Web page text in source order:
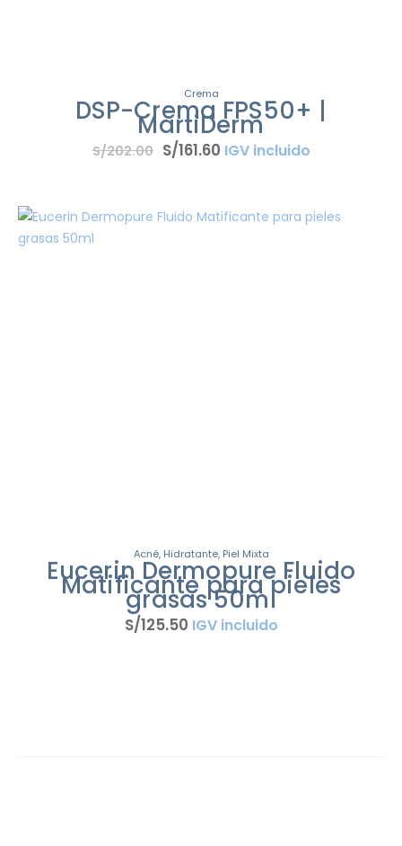
Crema
DSP-Crema FPS50+ |
MartiDerm
S/202.00 S/161.60 IGV incluido
Acné, Hidratante, Piel Mixta
Eucerin Dermopure Fluido
Matificante para pieles
grasas 50ml
S/125.50 IGV incluido